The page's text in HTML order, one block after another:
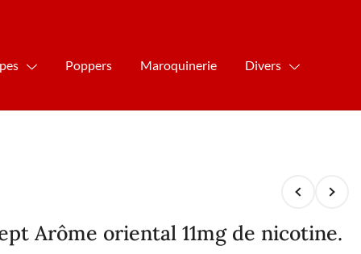
Poppers Maroquinerie Divers
Arôme oriental 11mg de nicotine.